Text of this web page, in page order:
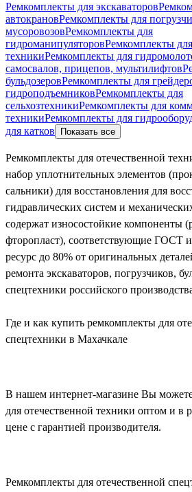
Ремкомплекты для экскаваторов
автокрановРемкомплекты для
мусоровозовРемкомплекты для
гидроманипуляторовРемкомплекты
техникиРемкомплекты для
самосвалов, прицепов, мультилифтов
бульдозеровРемкомплекты для
гидроподъемниковРемкомплекты для
сельхозтехникиРемкомплекты для
техникиРемкомплекты для
для катков
Показать все
Ремкомплекты для отечественной
набор уплотнительных элементов
сальники) для восстановления для
гидравлических систем и
содержат износостойкие компоненты
фторопласт), соответствующие ГОСТ
ресурс до 80% от оригинальных
ремонта экскаваторов, погрузчиков,
спецтехники российского
Где и как купить ремкомплекты для
спецтехники в Махачкале
В нашем интернет-магазине Вы
для отечественной техники оптом и в
цене с гарантией производителя.
Ремкомплекты для отечественной